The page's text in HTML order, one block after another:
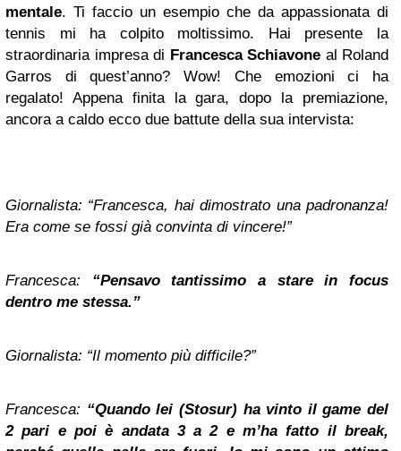
mentale. Ti faccio un esempio che da appassionata di
tennis mi ha colpito moltissimo. Hai presente la
straordinaria impresa di Francesca Schiavone al Roland
Garros di quest’anno? Wow! Che emozioni ci ha
regalato! Appena finita la gara, dopo la premiazione,
ancora a caldo ecco due battute della sua intervista:
Giornalista: “Francesca, hai dimostrato una padronanza!
Era come se fossi già convinta di vincere!”
Francesca: “Pensavo tantissimo a stare infocus
dentro me stessa.”
Giornalista: “Il momento più difficile?”
Francesca: “Quando lei (Stosur) ha vinto il game del
2 pari e poi è andata 3 a 2 e m’ha fatto il break,